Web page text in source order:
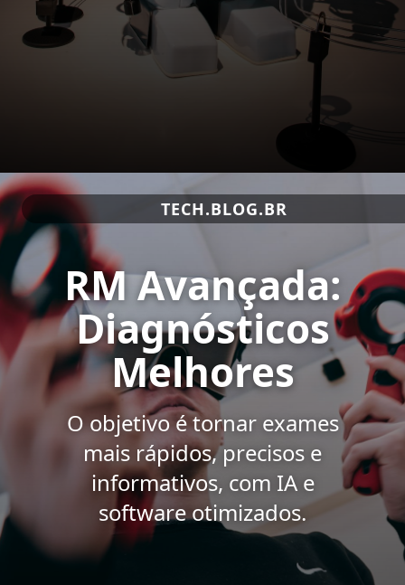
TECH.BLOG.BR
RM Avançada:
Diagnósticos
Melhores
O objetivo é tornar exames
mais rápidos, precisos e
informativos, com IA e
software otimizados.